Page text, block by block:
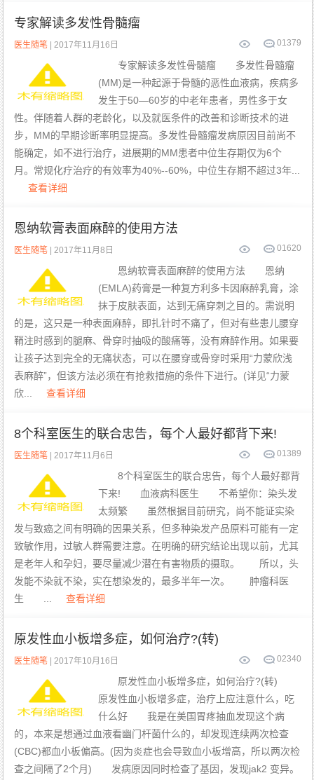
专家解读多发性骨髓瘤
1379
0
医生随笔 | 2017年11月16日
专家解读多发性骨髓瘤 多发性骨髓瘤
(MM)是一种起源于骨髓的恶性血液病，疾病多
发生于50—60岁的中老年患者，男性多于女
性。伴随着人群的老龄化，以及就医条件的改善和诊断技术的进
步，MM的早期诊断率明显提高。多发性骨髓瘤发病原因目前尚不
能确定，如不进行治疗，进展期的MM患者中位生存期仅为6个
月。常规化疗治疗的有效率为40%--60%，中位生存期不超过3年...
查看详细
恩纳软膏表面麻醉的使用方法
1620
0
医生随笔 | 2017年11月8日
恩纳软膏表面麻醉的使用方法 恩纳
(EMLA)药膏是一种复方利多卡因麻醉乳膏，涂
抹于皮肤表面，达到无痛穿刺之目的。需说明
的是，这只是一种表面麻醉，即扎针时不痛了，但对有些患儿腰穿
鞘注时感到的腿麻、骨穿时抽吸的酸痛等，没有麻醉作用。如果要
让孩子达到完全的无痛状态，可以在腰穿或骨穿时采用“力蒙欣浅
表麻醉”，但该方法必须在有抢救措施的条件下进行。(详见“力蒙
欣...
查看详细
8个科室医生的联合忠告，每个人最好都背下来!
1389
0
医生随笔 | 2017年11月6日
8个科室医生的联合忠告，每个人最好都背
下来! 血液病科医生 不希望你：染头发
太频繁 虽然根据目前研究，尚不能证实染
发与致癌之间有明确的因果关系，但多种染发产品原料可能有一定
致敏作用，过敏人群需要注意。在明确的研究结论出现以前，尤其
是老年人和孕妇，要尽量减少潜在有害物质的摄取。 所以，头
发能不染就不染，实在想染发的，最多半年一次。 肿瘤科医
生 ...
查看详细
原发性血小板增多症，如何治疗?(转)
2340
0
医生随笔 | 2017年10月16日
原发性血小板增多症，如何治疗?(转)
原发性血小板增多症，治疗上应注意什么，吃
什么好 我是在美国胃疼抽血发现这个病
的，本来是想通过血液看幽门杆菌什么的，却发现连续两次检查
(CBC)都血小板偏高。(因为炎症也会导致血小板增高，所以两次检
查之间隔了2个月) 发病原因同时检查了基因，发现jak2 变异。